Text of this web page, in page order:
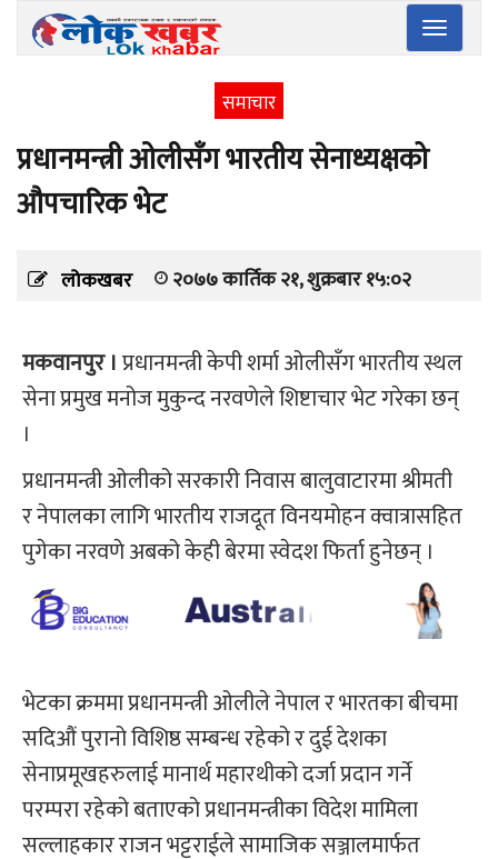
Toggle
समाचार
प्रधानमन्त्री ओलीसँग भारतीय सेनाध्यक्षको
औपचारिक भेट
लोकखबर २०७७ कार्तिक २१, शुक्रबार १५:०२
मकवानपुर ।प्रधानमन्त्री केपी शर्मा ओलीसँग भारतीय स्थल
सेना प्रमुख मनोज मुकुन्द नरवणेले शिष्टाचार भेट गरेका छन्
।
प्रधानमन्त्री ओलीको सरकारी निवास बालुवाटारमा श्रीमती
र नेपालका लागि भारतीय राजदूत विनयमोहन क्वात्रासहित
पुगेका नरवणे अबको केही बेरमा स्वेदश फिर्ता हुनेछन् ।
भेटका क्रममा प्रधानमन्त्री ओलीले नेपाल र भारतका बीचमा
सदिऔं पुरानो विशिष्ठ सम्बन्ध रहेको र दुई देशका
सेनाप्रमूखहरुलाई मानार्थ महारथीको दर्जा प्रदान गर्ने
परम्परा रहेको बताएको प्रधानमन्त्रीका विदेश मामिला
सल्लाहकार राजन भट्टराईले सामाजिक सञ्जालमार्फत